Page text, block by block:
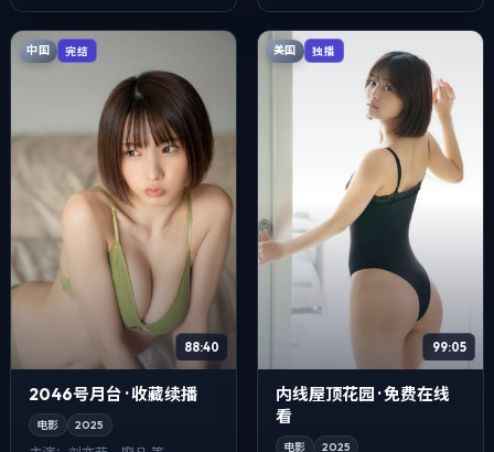
中国 完结
88:40
2046号月台 · 收藏续播
电影 2025
美国 独播
99:05
内线屋顶花园 · 免费在线
看
电影 2025